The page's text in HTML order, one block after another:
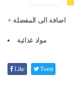
+ اضافة الى المفضلة
مواد غذائية
Like Tweet